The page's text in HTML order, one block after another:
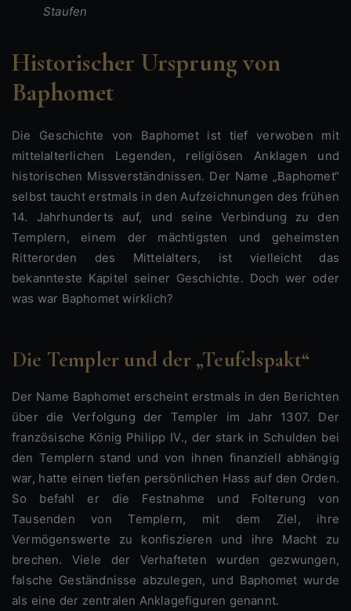
Staufen
Historischer Ursprung von
Baphomet
Die Geschichte von Baphomet ist tief verwoben mit
mittelalterlichen Legenden, religiösen Anklagen und
historischen Missverständnissen. Der Name „Baphomet“
selbst taucht erstmals in den Aufzeichnungen des frühen
14. Jahrhunderts auf, und seine Verbindung zu den
Templern, einem der mächtigsten und geheimsten
Ritterorden des Mittelalters, ist vielleicht das
bekannteste Kapitel seiner Geschichte. Doch wer oder
was war Baphomet wirklich?
Die Templer und der „Teufelspakt“
Der Name Baphomet erscheint erstmals in den Berichten
über die Verfolgung der Templer im Jahr 1307. Der
französische König Philipp IV., der stark in Schulden bei
den Templern stand und von ihnen finanziell abhängig
war, hatte einen tiefen persönlichen Hass auf den Orden.
So befahl er die Festnahme und Folterung von
Tausenden von Templern, mit dem Ziel, ihre
Vermögenswerte zu konfiszieren und ihre Macht zu
brechen. Viele der Verhafteten wurden gezwungen,
falsche Geständnisse abzulegen, und Baphomet wurde
als eine der zentralen Anklagefiguren genannt.